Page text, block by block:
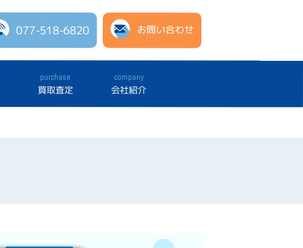
077-518-6820 お問い合わせ
purchase
買取査定
company
会社紹介